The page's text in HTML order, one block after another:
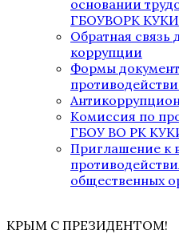
основании
ГБОУВОРК
Обратная связь
коррупции
Формы
Комиссия по
ГБОУ ВО РК
Приглашение к
общественных
КРЫМ С ПРЕЗИДЕНТОМ!